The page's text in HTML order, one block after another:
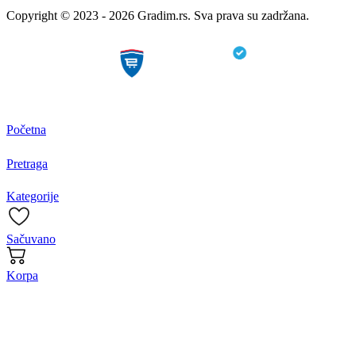
Copyright © 2023 - 2026 Gradim.rs. Sva prava su zadržana.
Početna
Pretraga
Kategorije
Sačuvano
Korpa